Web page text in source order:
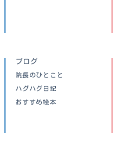
ブログ
院長のひとこと
ハグハグ日記
おすすめ絵本